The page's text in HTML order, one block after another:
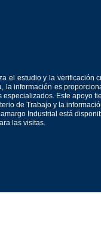
el estudio y la verificación
la información es
especializados. Este apoyo
de Trabajo y la
Industrial está
las visitas.